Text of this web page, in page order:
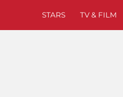
STARS TV & FILM